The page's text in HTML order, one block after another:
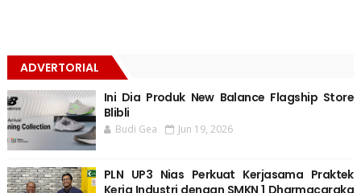
ADVERTORIAL
Ini Dia Produk New Balance Flagship Store
Blibli
Budi Gea Jun 19, 2026
PLN UP3 Nias Perkuat Kerjasama Praktek